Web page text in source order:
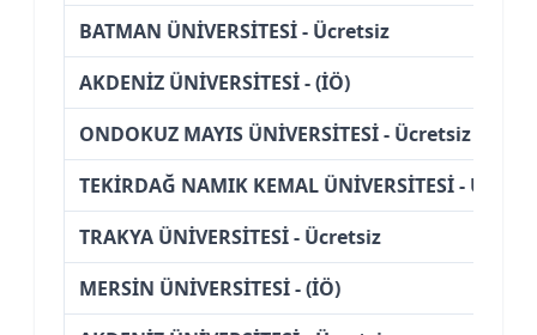
BATMAN ÜNİVERSİTESİ - Ücretsiz
AKDENİZ ÜNİVERSİTESİ - (İÖ)
ONDOKUZ MAYIS ÜNİVERSİTESİ - Ücretsiz
TEKİRDAĞ NAMIK KEMAL ÜNİVERSİTESİ -
TRAKYA ÜNİVERSİTESİ - Ücretsiz
MERSİN ÜNİVERSİTESİ - (İÖ)